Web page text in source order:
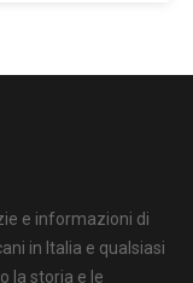
e informazioni di
in Italia e qualsiasi
la storia e le